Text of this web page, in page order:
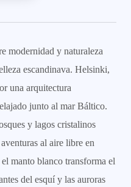
modernidad y naturaleza
escandinava. Helsinki,
una arquitectura
junto al mar Báltico.
y lagos cristalinos
al aire libre en
manto blanco transforma el
del esquí y las auroras